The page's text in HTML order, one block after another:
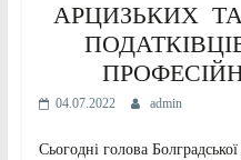
АРЦИЗЬКИХ
04.07.2022 admin
Сьогодні голова